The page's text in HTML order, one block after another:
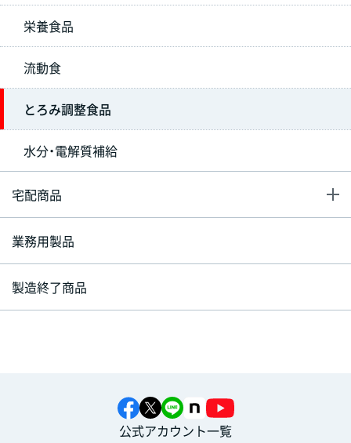
栄養食品
流動食
とろみ調整食品
水分・電解質補給
宅配商品
業務用製品
製造終了商品
公式アカウント一覧